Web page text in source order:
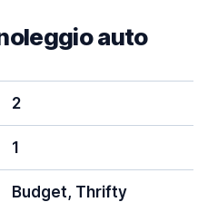
auto
2
1
Budget, Thrifty